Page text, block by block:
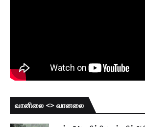
வானிலை <> வானலை